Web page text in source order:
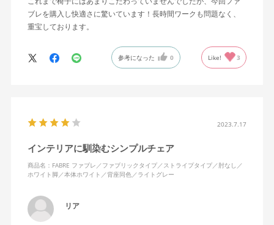
ブレを購入し快適さに驚いています！長時間ワークも問題なく、
重宝しております。
参考になった 0 Like! 3
2023.7.17
インテリアに馴染むシンプルチェア
商品名：FABRE ファブレ／ファブリックタイプ／ストライプタイプ／肘なし／
ホワイト脚／本体ホワイト／背座同色／ライトグレー
リア